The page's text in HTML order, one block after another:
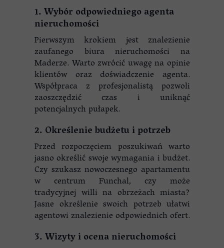
1. Wybór odpowiedniego agenta
nieruchomości
Pierwszym krokiem jest znalezienie
zaufanego biura nieruchomości na
Maderze. Warto zwrócić uwagę na opinie
klientów oraz doświadczenie agenta.
Współpraca z profesjonalistą pozwoli
zaoszczędzić czas i uniknąć
potencjalnych pułapek.
2. Określenie budżetu i potrzeb
Przed rozpoczęciem poszukiwań warto
jasno określić swoje wymagania i budżet.
Czy szukasz nowoczesnego apartamentu
w centrum Funchal, czy może
tradycyjnej willi na obrzeżach miasta?
Jasne określenie swoich potrzeb ułatwi
agentowi znalezienie odpowiednich ofert.
3. Wizyty i ocena nieruchomości